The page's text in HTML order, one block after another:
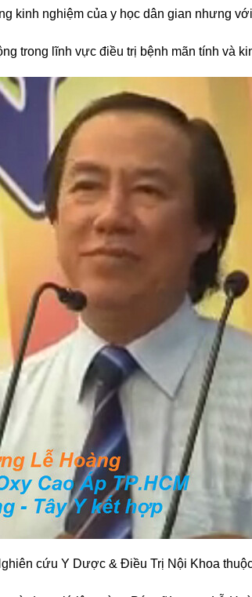
kinh nghiệm của y học dân gian nhưng
trong lĩnh vực điều trị bệnh mãn tính và
cứu Y Dược & Điều Trị Nội Khoa